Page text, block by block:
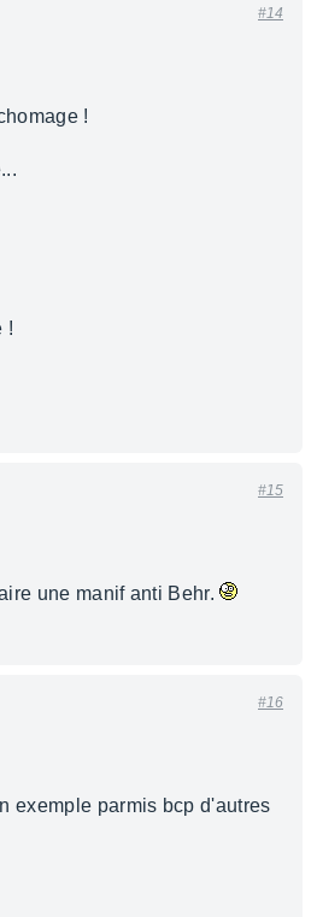
#14
!
!
#15
une manif anti Behr.
#16
exemple parmis bcp d'autres